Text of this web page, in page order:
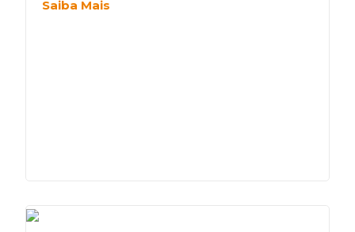
Saiba Mais